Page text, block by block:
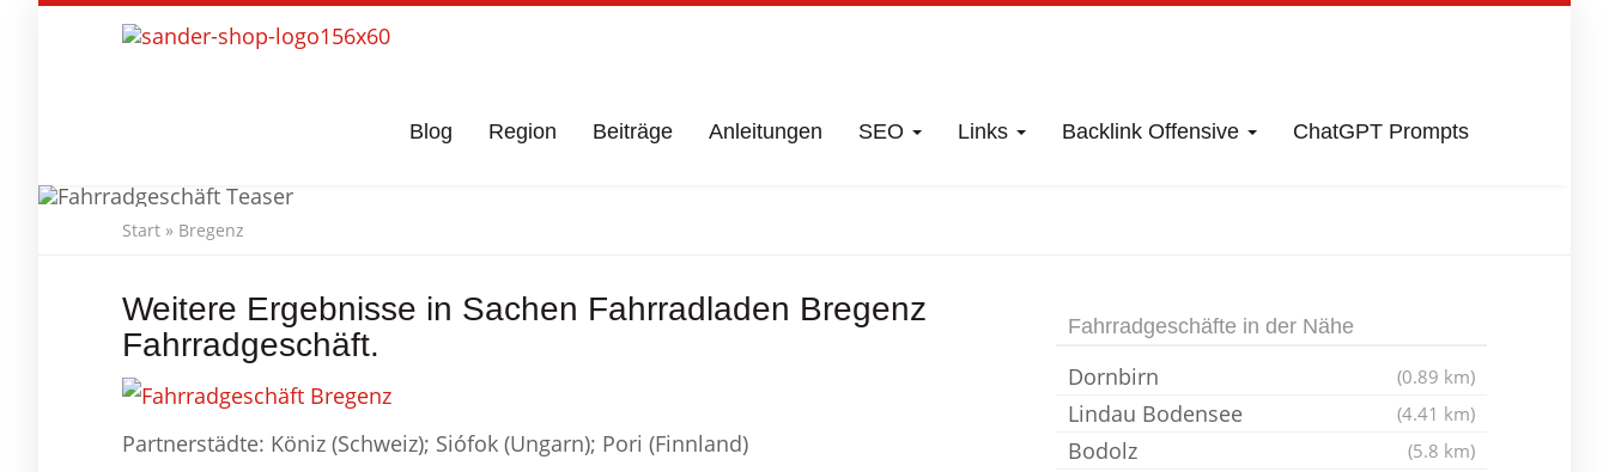
Blog Region Beiträge Anleitungen SEO Links Backlink Offensive ChatGPT Prompts
Start » Bregenz
Weitere Ergebnisse in Sachen Fahrradladen Bregenz
Fahrradgeschäft.
Partnerstädte: Köniz (Schweiz); Siófok (Ungarn); Pori (Finnland)
Fahrradgeschäfte in der Nähe
Dornbirn (0.89 km)
Lindau Bodensee (4.41 km)
Bodolz (5.8 km)